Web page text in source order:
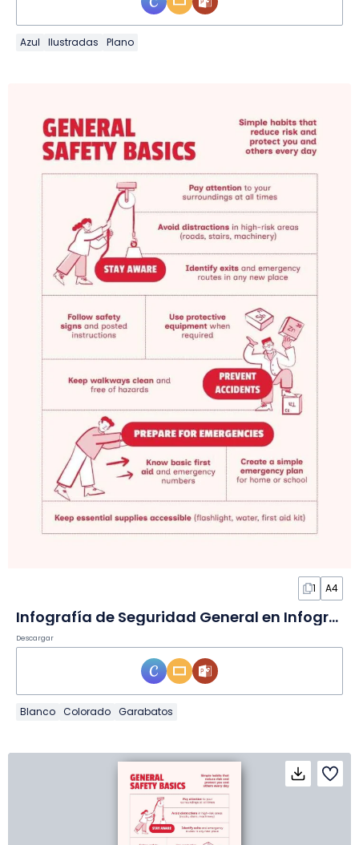
Azul Ilustradas Plano
1 A4
Infografía de Seguridad General en Infografía
Descargar
Blanco Colorado Garabatos